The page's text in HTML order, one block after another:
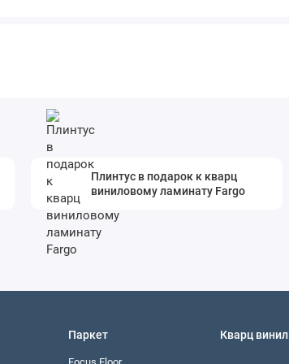
Плинтус в подарок к кварц
виниловому ламинату Fargo
Паркет Кварц винил